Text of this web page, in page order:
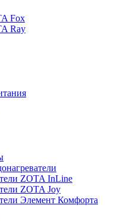
Fox
Ray
ZOTA InLine
ZOTA Joy
Элемент Комфорта